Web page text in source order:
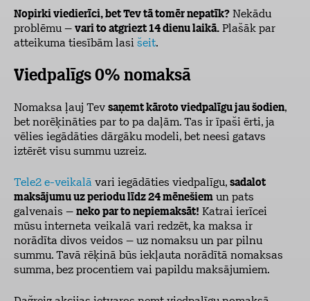
Nopirki viedierīci, bet Tev tā tomēr nepatīk? Nekādu
problēmu – vari to atgriezt 14 dienu laikā. Plašāk par
atteikuma tiesībām lasi šeit.
Viedpalīgs 0% nomaksā
Nomaksa ļauj Tev saņemt kāroto viedpalīgu jau šodien,
bet norēķināties par to pa daļām. Tas ir īpaši ērti, ja
vēlies iegādāties dārgāku modeli, bet neesi gatavs
iztērēt visu summu uzreiz.
Tele2 e-veikalā vari iegādāties viedpalīgu, sadalot
maksājumu uz periodu līdz 24 mēnešiem un pats
galvenais – neko par to nepiemaksāt! Katrai ierīcei
mūsu interneta veikalā vari redzēt, ka maksa ir
norādīta divos veidos – uz nomaksu un par pilnu
summu. Tavā rēķinā būs iekļauta norādītā nomaksas
summa, bez procentiem vai papildu maksājumiem.